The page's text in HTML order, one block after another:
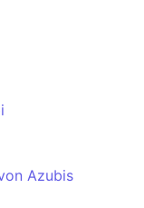
Azubis